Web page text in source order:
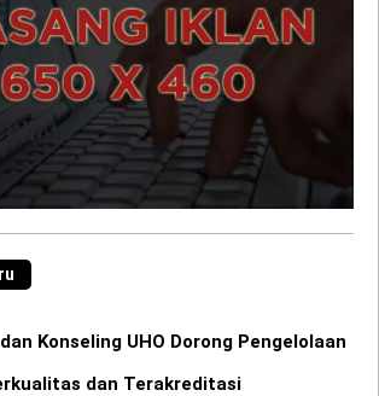
Konseling UHO Dorong Pengelolaan
dan Terakreditasi